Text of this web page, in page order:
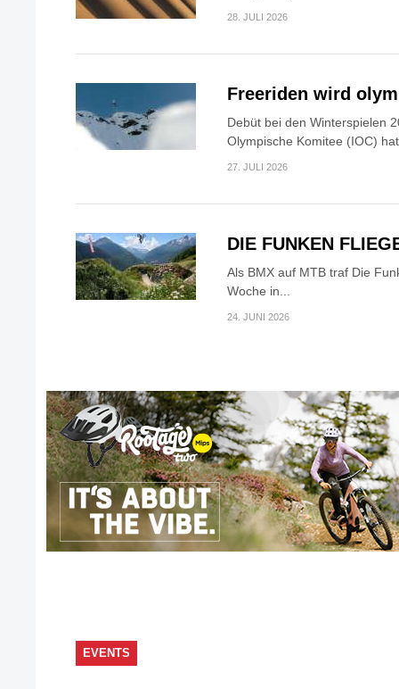
28. JULI 2026
Freeriden wird
Debüt bei den Winterspielen
Olympische Komitee (IOC)
27. JULI 2026
DIE FUNKEN
Als BMX auf MTB traf Die
Woche in...
24. JUNI 2026
EVENTS